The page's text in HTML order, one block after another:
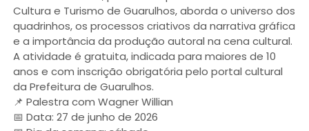
Cultura e Turismo de Guarulhos, aborda o universo dos
quadrinhos, os processos criativos da narrativa gráfica
e a importância da produção autoral na cena cultural.
A atividade é gratuita, indicada para maiores de 10
anos e com inscrição obrigatória pelo portal cultural
da Prefeitura de Guarulhos.
📌 Palestra com Wagner Willian
📅 Data: 27 de junho de 2026